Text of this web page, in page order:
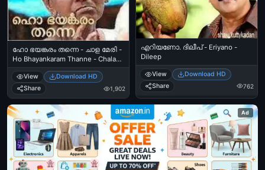
ഹോ ഭയങ്കരം തന്നെ - ചാള മേരി -
Ho Bhayankaram Thanne - Chala
Mary
View
Download HD
Share
1,902
എറിയണോ. ദിലീപ് - Eriyano -
Dileep
View
Download HD
Share
762
Ad